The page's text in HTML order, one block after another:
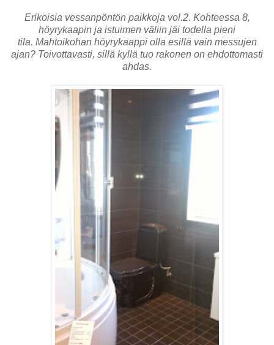
Erikoisia vessanpöntön paikkoja vol.2. Kohteessa 8,
höyrykaapin ja istuimen väliin jäi todella pieni
tila. Mahtoikohan höyrykaappi olla esillä vain messujen
ajan? Toivottavasti, sillä kyllä tuo rakonen on ehdottomasti
ahdas.